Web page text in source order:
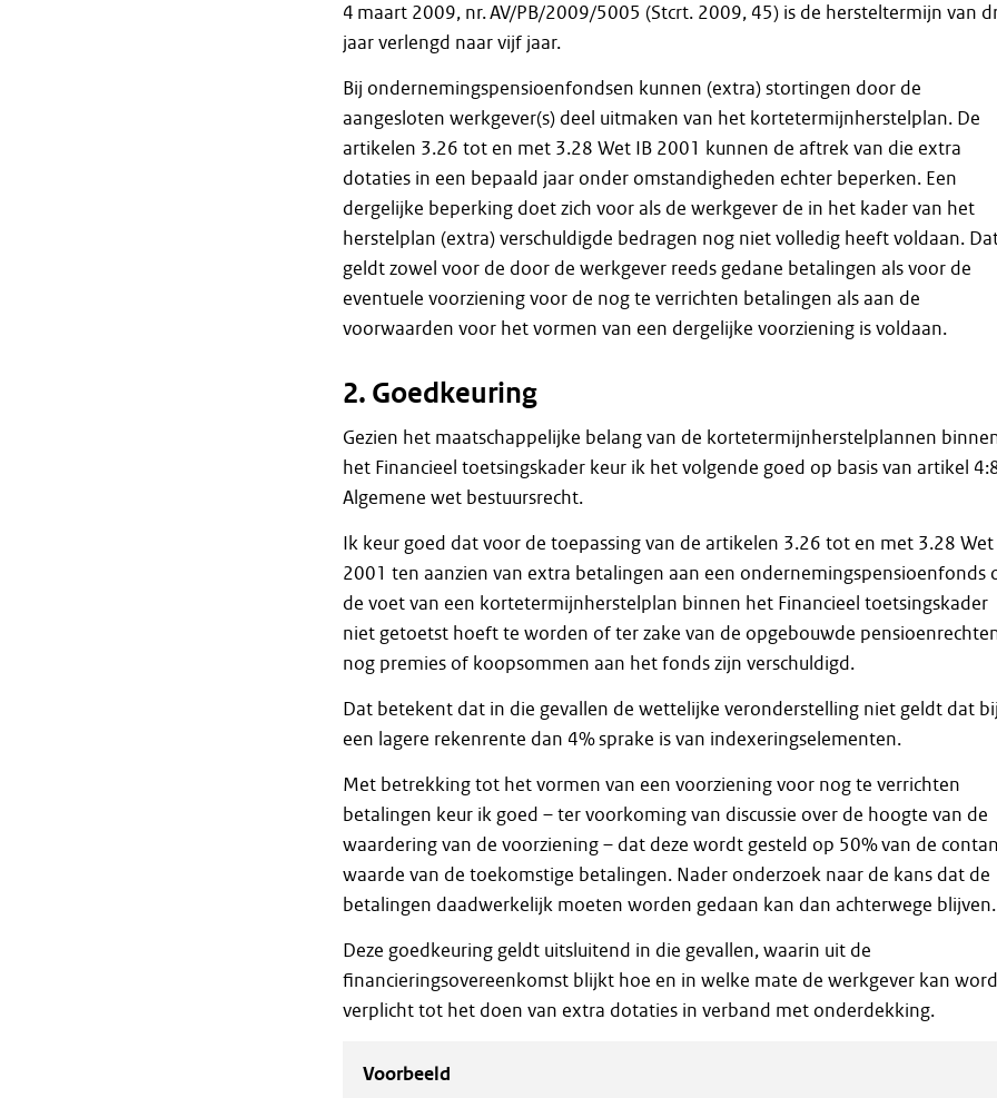
4 maart 2009, nr. AV/PB/2009/5005 (Stcrt. 2009, 45) is de hersteltermijn van
jaar verlengd naar vijf jaar.
Bij ondernemingspensioenfondsen kunnen (extra) stortingen door de
aangesloten werkgever(s) deel uitmaken van het kortetermijnherstelplan. De
artikelen 3.26 tot en met 3.28 Wet IB 2001 kunnen de aftrek van die extra
dotaties in een bepaald jaar onder omstandigheden echter beperken. Een
dergelijke beperking doet zich voor als de werkgever de in het kader van het
herstelplan (extra) verschuldigde bedragen nog niet volledig heeft voldaan.
geldt zowel voor de door de werkgever reeds gedane betalingen als voor de
eventuele voorziening voor de nog te verrichten betalingen als aan de
voorwaarden voor het vormen van een dergelijke voorziening is voldaan.
2. Goedkeuring
Gezien het maatschappelijke belang van de kortetermijnherstelplannen
het Financieel toetsingskader keur ik het volgende goed op basis van artikel
Algemene wet bestuursrecht.
Ik keur goed dat voor de toepassing van de artikelen 3.26 tot en met 3.28 Wet
2001 ten aanzien van extra betalingen aan een ondernemingspensioenfonds
de voet van een kortetermijnherstelplan binnen het Financieel toetsingskader
niet getoetst hoeft te worden of ter zake van de opgebouwde
nog premies of koopsommen aan het fonds zijn verschuldigd.
Dat betekent dat in die gevallen de wettelijke veronderstelling niet geldt dat
een lagere rekenrente dan 4% sprake is van indexeringselementen.
Met betrekking tot het vormen van een voorziening voor nog te verrichten
betalingen keur ik goed – ter voorkoming van discussie over de hoogte van de
waardering van de voorziening – dat deze wordt gesteld op 50% van de
waarde van de toekomstige betalingen. Nader onderzoek naar de kans dat de
betalingen daadwerkelijk moeten worden gedaan kan dan achterwege blijven.
Deze goedkeuring geldt uitsluitend in die gevallen, waarin uit de
financieringsovereenkomst blijkt hoe en in welke mate de werkgever kan
verplicht tot het doen van extra dotaties in verband met onderdekking.
Voorbeeld